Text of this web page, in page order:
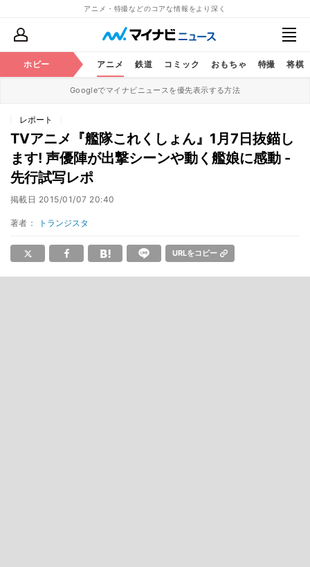
アニメ・特撮などのコアな情報をより深く
ホビー アニメ 鉄道 コミック おもちゃ 特撮 将棋
Googleでマイナビニュースを優先表示する方法
レポート
TVアニメ『艦隊これくしょん』1月7日抜錨し
ます! 声優陣が出撃シーンや動く艦娘に感動 -
先行試写レポ
掲載日 2015/01/07 20:40
著者： トランジスタ
URLをコピー